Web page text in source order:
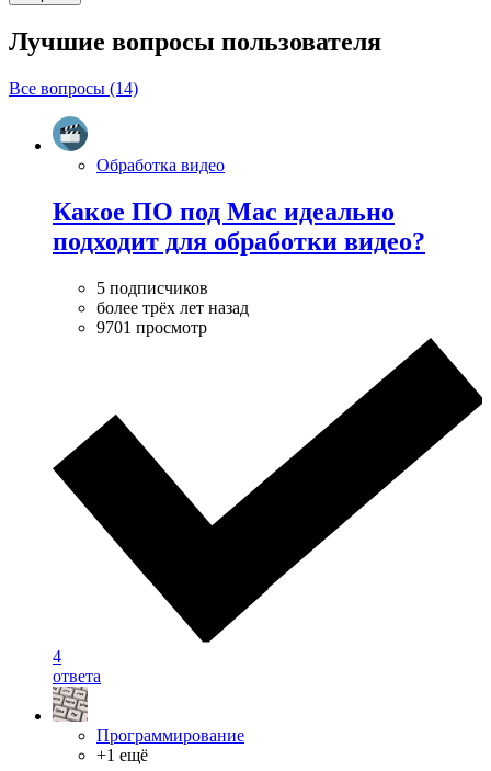
Лучшие вопросы пользователя
Все вопросы (14)
Обработка видео
Какое ПО под Mac идеально
подходит для обработки видео?
5 подписчиков
более трёх лет назад
9701 просмотр
4
ответа
Программирование
+1 ещё